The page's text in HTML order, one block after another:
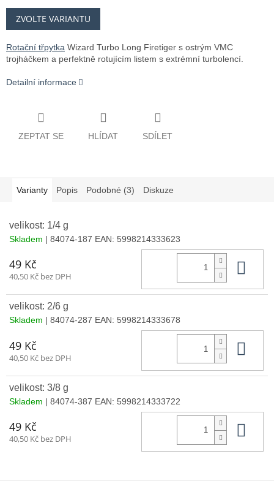
Měrná
cena:
ZVOLTE VARIANTU
Rotační třpytka Wizard Turbo Long Firetiger s ostrým VMC
trojháčkem a perfektně rotujícím listem s extrémní turbolencí.
Detailní informace
ZEPTAT SE HLÍDAT SDÍLET
Varianty Popis Podobné (3) Diskuze
velikost: 1/4 g
Skladem | 84074-187 EAN: 5998214333623
49 Kč
40,50 Kč bez DPH
velikost: 2/6 g
Skladem | 84074-287 EAN: 5998214333678
49 Kč
40,50 Kč bez DPH
velikost: 3/8 g
Skladem | 84074-387 EAN: 5998214333722
49 Kč
40,50 Kč bez DPH